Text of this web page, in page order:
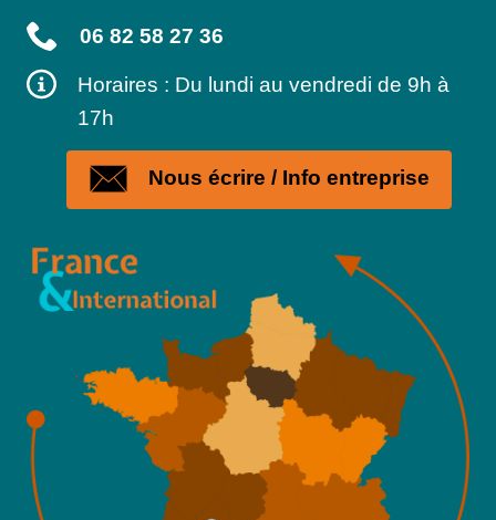
06 82 58 27 36
Horaires : Du lundi au vendredi de 9h à
17h
Nous écrire / Info entreprise